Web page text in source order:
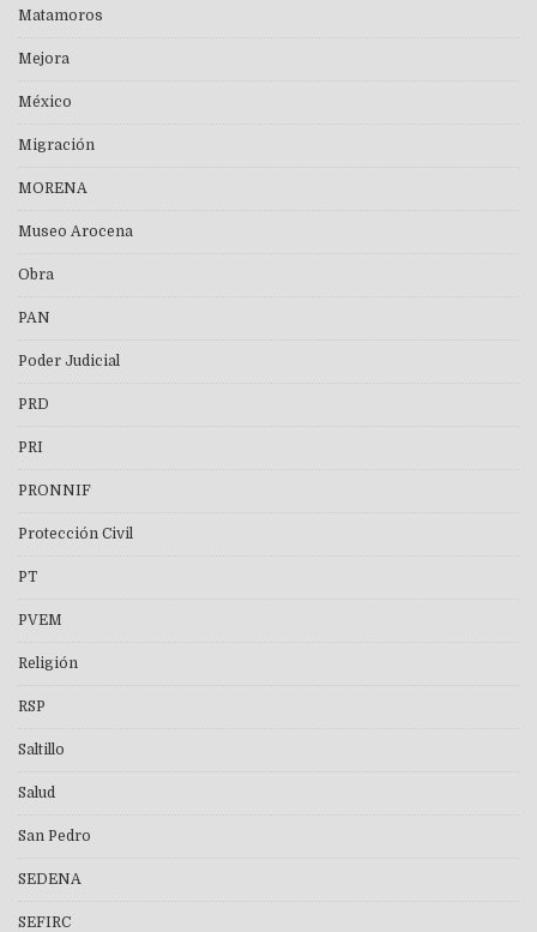
Matamoros
Mejora
México
Migración
MORENA
Museo Arocena
Obra
PAN
Poder Judicial
PRD
PRI
PRONNIF
Protección Civil
PT
PVEM
Religión
RSP
Saltillo
Salud
San Pedro
SEDENA
SEFIRC